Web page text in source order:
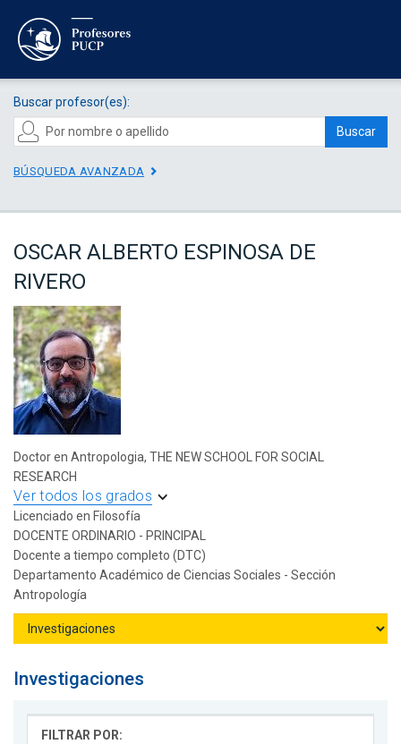
Buscar profesor(es):
Buscar
BÚSQUEDA AVANZADA
OSCAR ALBERTO ESPINOSA DE
RIVERO
Doctor en Antropologia, THE NEW SCHOOL FOR SOCIAL
RESEARCH
Ver todos los grados
Licenciado en Filosofía
DOCENTE ORDINARIO - PRINCIPAL
Docente a tiempo completo (DTC)
Departamento Académico de Ciencias Sociales - Sección
Antropología
Investigaciones
FILTRAR POR: